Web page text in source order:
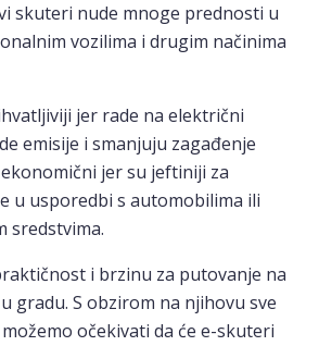
skuteri nude mnoge prednosti u
vozilima i drugim načinima
jer rade na električni
emisije i smanjuju zagađenje
jer su jeftiniji za
u usporedbi s automobilima ili
sredstvima.
i brzinu za putovanje na
gradu. S obzirom na njihovu sve
očekivati da će e-skuteri